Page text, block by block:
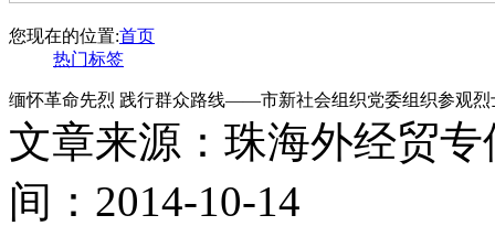
您现在的位置:首页
热门标签
缅怀革命先烈 践行群众路线——市新社会组织党委组织参观烈
文章来源：珠海外经贸
间：2014-10-14